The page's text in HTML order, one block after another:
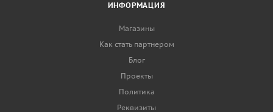
ИНФОРМАЦИЯ
Магазины
Как стать партнером
Блог
Проекты
Политика
Реквизиты